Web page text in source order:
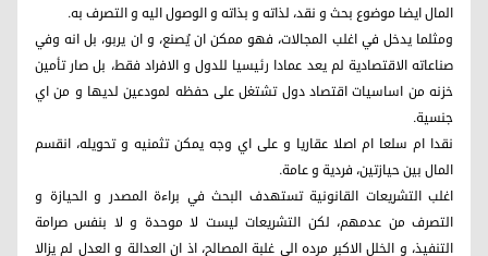
المال ايضا موضوع بحث و نقد، لذاته و بذاته و الوصول اليه و التصرف به.
ومثلما يدخل في اغلب المجالات، فهو ممكن ان يُصنع، و ان يربو، بل انه وفي
صناعاته الاقتصادية لم يعد عمادا رئيسيا للدول و الافراد فقط، بل صار تأمين
خزنه من اساسيات اقتصاد دول تشتغل على حفظه لمودعين لديها و من اي
جنسية.
نقدا ام سلعا ام اصلا عقاريا و على اي وجه يمكن تثمنيه و تحويله، انقسم
المال بين حيازتين، فردية و عامة.
اغلب التشريعات القانونية تستهدف البحث في براءة المصدر و الحيازة و
التصرف من عدمهم، لكن التشريعات ليست لا موحدة و لا بنفس صرامة
التنفيذ، و الخلل الاكبر مرده الى غلبة المصالح، اذ ان العدالة و العدل لم يزالا